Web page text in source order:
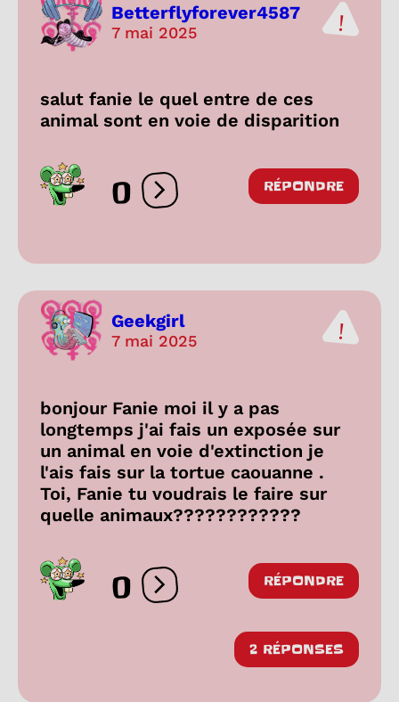
Betterflyforever4587
7 mai 2025
salut fanie le quel entre de ces
animal sont en voie de disparition
0 Ouvrir les réactions
RÉPONDRE
Geekgirl
7 mai 2025
bonjour Fanie moi il y a pas
longtemps j'ai fais un exposée sur
un animal en voie d'extinction je
l'ais fais sur la tortue caouanne .
Toi, Fanie tu voudrais le faire sur
quelle animaux????????????
0 Ouvrir les réactions
RÉPONDRE
2 RÉPONSES